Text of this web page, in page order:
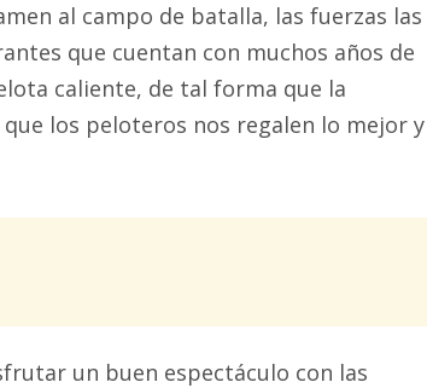
al campo de batalla, las fuerzas las
que cuentan con muchos años de
caliente, de tal forma que la
los peloteros nos regalen lo mejor y
un buen espectáculo con las